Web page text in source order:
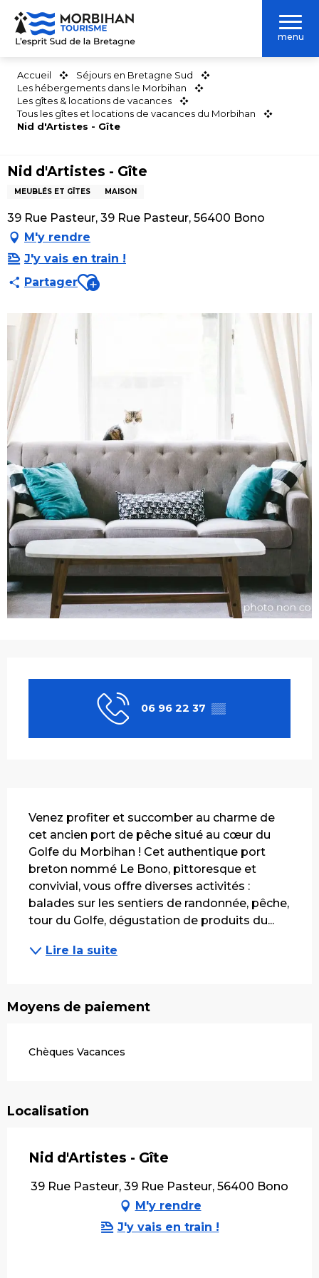
Aller
contenu
menu
Accueil
Séjours en Bretagne Sud
Les hébergements dans le Morbihan
Les gîtes & locations de vacances
Tous les gîtes et locations de vacances du Morbihan
Nid d'Artistes - Gîte
Nid d'Artistes - Gîte
MEUBLÉS ET GÎTES MAISON
39 Rue Pasteur, 39 Rue Pasteur, 56400 Bono
M'y rendre
J'y vais en train !
PartagerAjouter aux favoris
06 96 22 37 ▒▒
Venez profiter et succomber au charme de
cet ancien port de pêche situé au cœur du
Golfe du Morbihan ! Cet authentique port
breton nommé Le Bono, pittoresque et
convivial, vous offre diverses activités :
balades sur les sentiers de randonnée, pêche,
tour du Golfe, dégustation de produits du...
Lire la suite
Moyens de paiement
Chèques Vacances
Localisation
Nid d'Artistes - Gîte
39 Rue Pasteur, 39 Rue Pasteur, 56400 Bono
M'y rendre
J'y vais en train !